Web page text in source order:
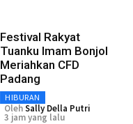
Festival Rakyat
Tuanku Imam Bonjol
Meriahkan CFD
Padang
HIBURAN
OlehSally Della Putri
3 jam yang lalu